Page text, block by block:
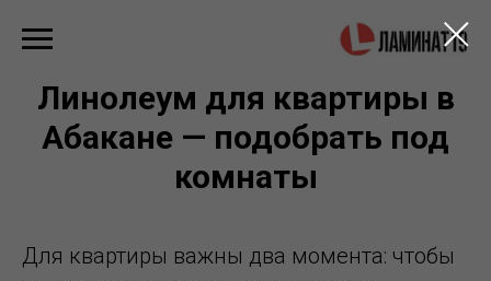
Линолеум для квартиры в
Абакане — подобрать под
комнаты
Для квартиры важны два момента: чтобы